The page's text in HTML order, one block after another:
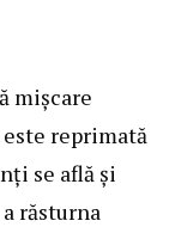
mișcare
reprimată
se află și
răsturna